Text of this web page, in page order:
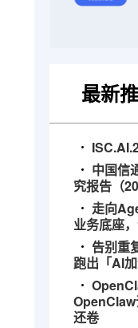
最新
中国信
究报告（
走向
业务底座
告别重
跑出「AI加
OpenClaw
还卷